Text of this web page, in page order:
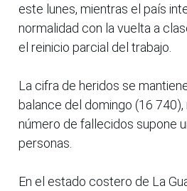
este lunes, mientras el país
normalidad con la vuelta a
el reinicio parcial del trabajo.
La cifra de heridos se
balance del domingo (16 740),
número de fallecidos supone
personas.
En el estado costero de La